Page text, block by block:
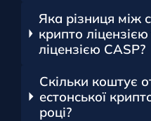
Яка різниця між
крипто
ліцензією CASP?
Скільки коштує
естонської
році?